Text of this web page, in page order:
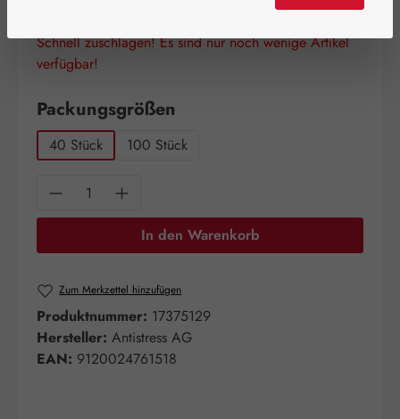
Schnell zuschlagen! Es sind nur noch wenige Artikel
verfügbar!
Packungsgrößen
40 Stück 100 Stück
Produkt Anzahl: Gib den gewünschten
In den Warenkorb
Zum Merkzettel hinzufügen
Produktnummer: 17375129
Hersteller: Antistress AG
EAN: 9120024761518